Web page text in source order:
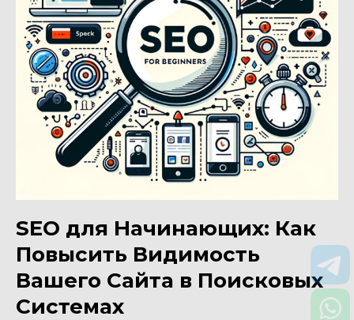
SEO для Начинающих: Как
Повысить Видимость
Вашего Сайта в Поисковых
Системах